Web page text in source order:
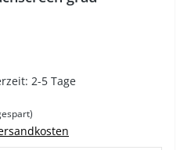
2-5 Tage